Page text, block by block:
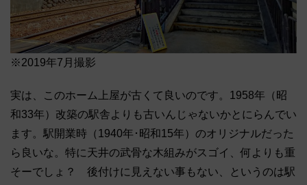
※2019年7月撮影
実は、このホーム上屋が古くて良いのです。1958年（昭
和33年）改築の駅舎よりも古いんじゃないかとにらんでい
ます。駅開業時（1940年･昭和15年）のオリジナルだった
ら良いな。特に天井の武骨な木組みがスゴイ、何よりも重
そーでしょ？ 後付けに見えない事もない、というのは駅